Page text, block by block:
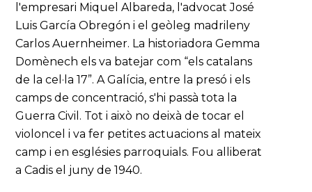
l'empresari Miquel Albareda, l'advocat José
Luis García Obregón i el geòleg madrileny
Carlos Auernheimer. La historiadora Gemma
Domènech els va batejar com “els catalans
de la cel·la 17”. A Galícia, entre la presó i els
camps de concentració, s'hi passà tota la
Guerra Civil. Tot i això no deixà de tocar el
violoncel i va fer petites actuacions al mateix
camp i en esglésies parroquials. Fou alliberat
a Cadis el juny de 1940.